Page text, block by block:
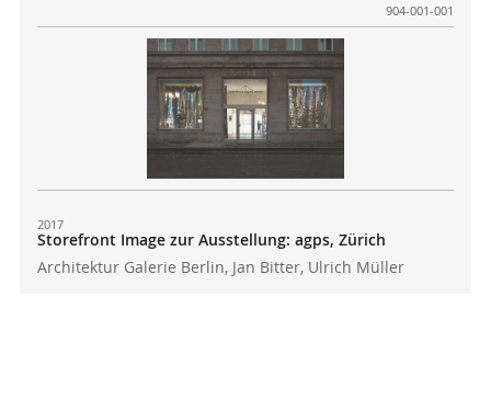
904-001-001
2017
Storefront Image zur Ausstellung: agps, Zürich
Architektur Galerie Berlin, Jan Bitter, Ulrich Müller